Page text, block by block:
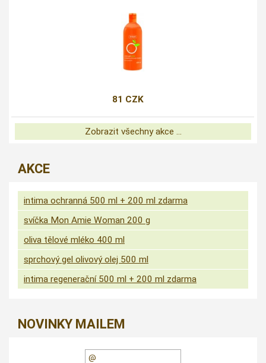
81 CZK
Zobrazit všechny akce ...
AKCE
intima ochranná 500 ml + 200 ml zdarma
svíčka Mon Amie Woman 200 g
oliva tělové mléko 400 ml
sprchový gel olivový olej 500 ml
intima regenerační 500 ml + 200 ml zdarma
NOVINKY MAILEM